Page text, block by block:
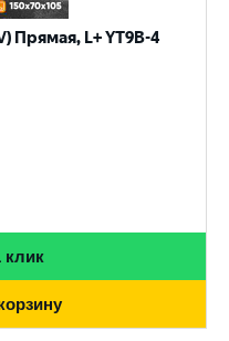
Прямая, L+ YT9B-4
клик